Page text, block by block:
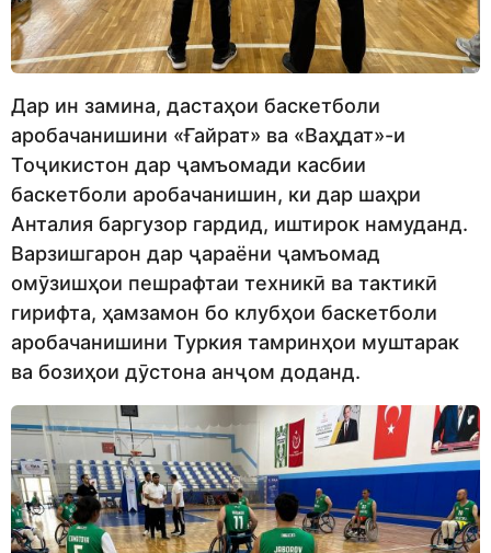
Дар ин замина, дастаҳои баскетболи
аробачанишини «Ғайрат» ва «Ваҳдат»-и
Тоҷикистон дар ҷамъомади касбии
баскетболи аробачанишин, ки дар шаҳри
Анталия баргузор гардид, иштирок намуданд.
Варзишгарон дар ҷараёни ҷамъомад
омӯзишҳои пешрафтаи техникӣ ва тактикӣ
гирифта, ҳамзамон бо клубҳои баскетболи
аробачанишини Туркия тамринҳои муштарак
ва бозиҳои дӯстона анҷом доданд.